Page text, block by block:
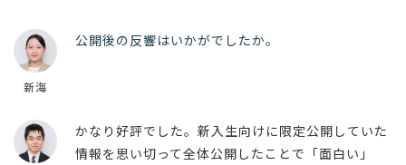
新海
公開後の反響はいかがでしたか。
かなり好評でした。新入生向けに限定公開していた
情報を思い切って全体公開したことで「面白い」